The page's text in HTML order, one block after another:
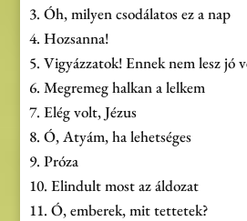
3. Óh, milyen csodálatos ez a nap
4. Hozsanna!
5. Vigyázzatok! Ennek nem lesz jó
6. Megremeg halkan a lelkem
7. Elég volt, Jézus
8. Ó, Atyám, ha lehetséges
9. Próza
10. Elindult most az áldozat
11. Ó, emberek, mit tettetek?